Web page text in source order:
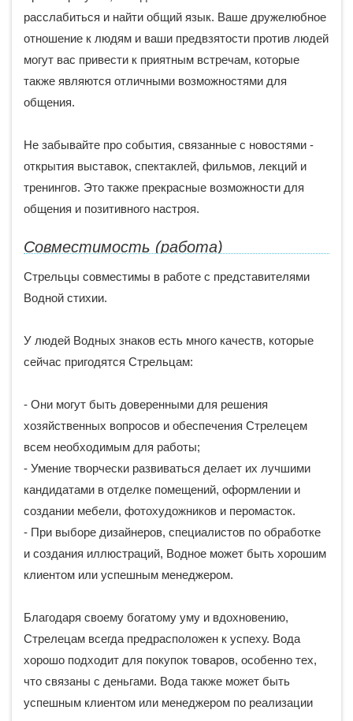
расслабиться и найти общий язык. Ваше дружелюбное
отношение к людям и ваши предвзятости против людей
могут вас привести к приятным встречам, которые
также являются отличными возможностями для
общения.
Не забывайте про события, связанные с новостями -
открытия выставок, спектаклей, фильмов, лекций и
тренингов. Это также прекрасные возможности для
общения и позитивного настроя.
Совместимость (работа)
Стрельцы совместимы в работе с представителями
Водной стихии.
У людей Водных знаков есть много качеств, которые
сейчас пригодятся Стрельцам:
- Они могут быть доверенными для решения
хозяйственных вопросов и обеспечения Стрелецем
всем необходимым для работы;
- Умение творчески развиваться делает их лучшими
кандидатами в отделке помещений, оформлении и
создании мебели, фотохудожников и перомасток.
- При выборе дизайнеров, специалистов по обработке
и создания иллюстраций, Водное может быть хорошим
клиентом или успешным менеджером.
Благодаря своему богатому уму и вдохновению,
Стрелецам всегда предрасположен к успеху. Вода
хорошо подходит для покупок товаров, особенно тех,
что связаны с деньгами. Вода также может быть
успешным клиентом или менеджером по реализации